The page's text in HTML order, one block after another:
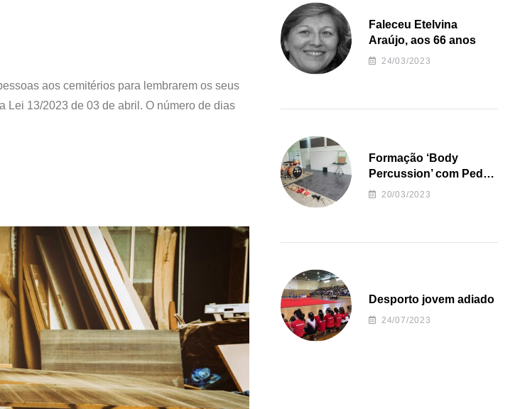
aos cemitérios para lembrarem os seus
Lei 13/2023 de 03 de abril. O número de dias
Faleceu Etelvina
Araújo, aos 66 anos
24/03/2023
Formação ‘Body
Percussion’ com Pedro
Almeida
20/03/2023
Desporto jovem adiado
24/07/2023